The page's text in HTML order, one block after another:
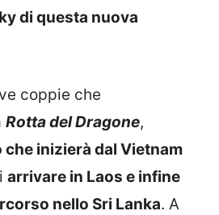
di questa nuova
coppie che
Rotta del Dragone,
che inizierà dal Vietnam
arrivare in Laos e infine
nello Sri Lanka. A